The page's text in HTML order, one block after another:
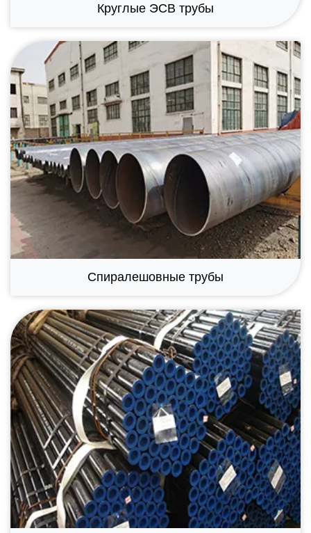
Круглые ЭСВ трубы
Спиралешовные трубы